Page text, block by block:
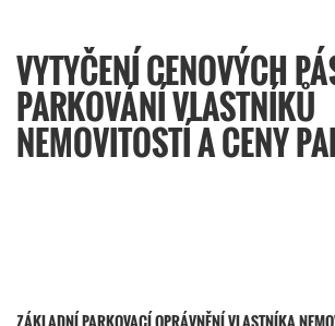
VYTYČENÍ CENOVÝCH
PARKOVÁNÍ VLASTNÍKŮ
NEMOVITOSTÍ A CENY
ZÁKLADNÍ PARKOVACÍ OPRÁVNĚNÍ VLASTNÍKA